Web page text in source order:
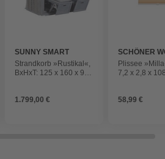
SUNNY SMART
Strandkorb »Rustikal«,
BxHxT: 125 x 160 x 90
1.799,00 €
SCHÖNER
KOLLEKTION
Plissee
7,2 x 2,8 x
58,99 €